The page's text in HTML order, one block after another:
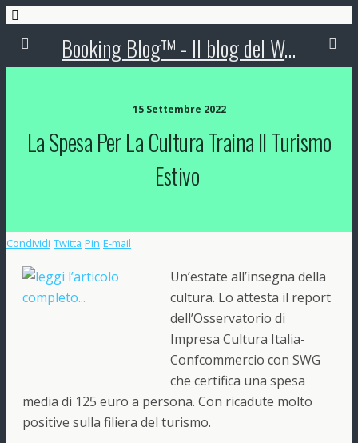
Booking Blog™ - Il blog del Web Marketing Turistico
15 Settembre 2022
La Spesa Per La Cultura Traina Il Turismo
Estivo
Condividi Twitta Pin E-mail
Un’estate all’insegna della
cultura. Lo attesta il report
dell’Osservatorio di
Impresa Cultura Italia-
Confcommercio con SWG
che certifica una spesa
media di 125 euro a persona. Con ricadute molto
positive sulla filiera del turismo.